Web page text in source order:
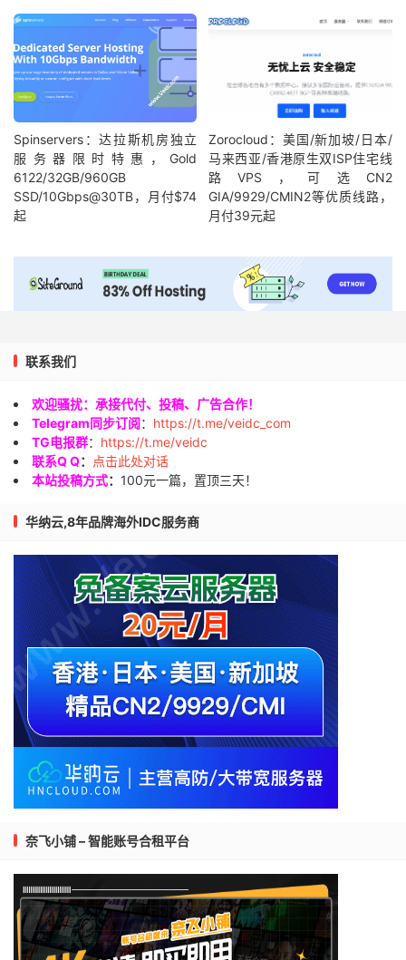
Spinservers：达拉斯机房独立
服务器限时特惠，Gold
6122/32GB/960GB
SSD/10Gbps@30TB，月付$74
起
Zorocloud：美国/新加坡/日本/
马来西亚/香港原生双ISP住宅线
路VPS，可选CN2
GIA/9929/CMIN2等优质线路，
月付39元起
联系我们
欢迎骚扰：承接代付、投稿、广告合作！
Telegram同步订阅： https://t.me/veidc_com
TG电报群： https://t.me/veidc
联系Q Q：
点击此处对话
本站投稿方式： 100元一篇，置顶三天！
华纳云,8年品牌海外IDC服务商
奈飞小铺 – 智能账号合租平台